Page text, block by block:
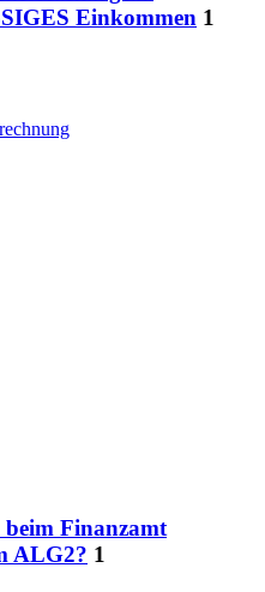
Einkommen 1
Finanzamt
ALG2? 1